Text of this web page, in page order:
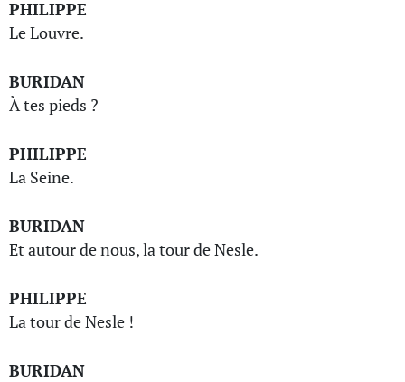
PHILIPPE
Le Louvre.
BURIDAN
À tes pieds ?
PHILIPPE
La Seine.
BURIDAN
Et autour de nous, la tour de Nesle.
PHILIPPE
La tour de Nesle !
BURIDAN